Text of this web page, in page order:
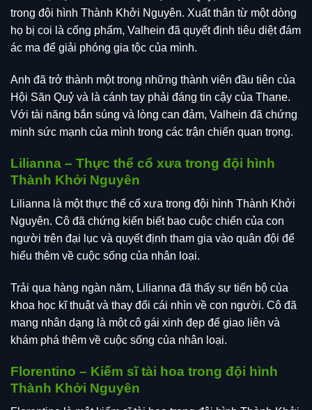
trong đội hình Thành Khởi Nguyên. Xuất thân từ một dòng
họ bị coi là cống phẩm, Valhein đã quyết định tiêu diệt đám
ác ma để giải phóng gia tộc của mình.
Anh đã trở thành một trong những thành viên đầu tiên của
Hội Săn Quỷ và là cánh tay phải đáng tin cậy của Thane.
Với tài năng bắn súng và lòng can đảm, Valhein đã chứng
minh sức mạnh của mình trong các trận chiến quan trọng.
Lilianna – Thực thể cổ xưa trong đội hình
Thành Khởi Nguyên
Lilianna là một thực thể cổ xưa trong đội hình Thành Khởi
Nguyên. Cô đã chứng kiến biết bao cuộc chiến của con
người trên đại lục và quyết định tham gia vào quân đội để
hiểu thêm về cuộc sống của nhân loại.
Trải qua hàng ngàn năm, Lilianna đã thấy sự tiến bộ của
khoa học kĩ thuật và thay đổi cái nhìn về con người. Cô đã
mang nhân dạng là một cô gái xinh đẹp để giao liên và
khám phá thêm về cuộc sống của nhân loại.
Florentino – Kiếm sĩ tài hoa trong đội hình
Thành Khởi Nguyên